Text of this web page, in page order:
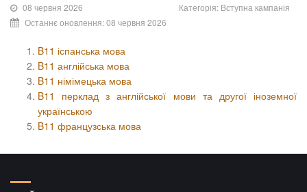
08 червня 2026 Категорія: Вступна кампанія
Останнє оновлення: 08 червня 2026
B11 іспанська мова
B11 англійська мова
B11 німімецька мова
B11 перклад з англійської мови та другої іноземної
українською
B11 французська мова